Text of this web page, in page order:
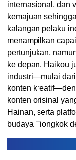
internasional, dan
kemajuan
kalangan pelaku
menampilkan
pertunjukan,
ke depan. Haikou
industri—mulai dari
konten
konten orisinal
Hainan, serta
budaya Tiongkok